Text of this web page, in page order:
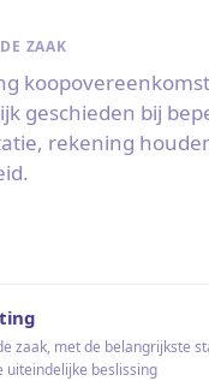
ZAAK
geschieden bij
rekening
zaak, met de belangrijkste
uiteindelijke beslissing